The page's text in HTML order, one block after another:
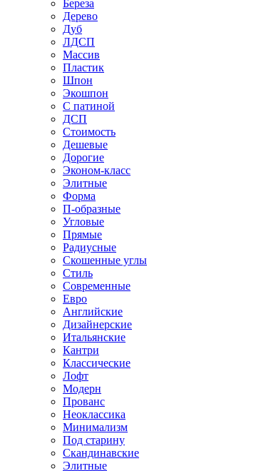
Береза
Дерево
Дуб
ЛДСП
Массив
Пластик
Шпон
Экошпон
С патиной
ДСП
Стоимость
Дешевые
Дорогие
Эконом-класс
Элитные
Форма
П-образные
Угловые
Прямые
Радиусные
Скошенные углы
Стиль
Современные
Евро
Английские
Дизайнерские
Итальянские
Кантри
Классические
Лофт
Модерн
Прованс
Неоклассика
Минимализм
Под старину
Скандинавские
Элитные